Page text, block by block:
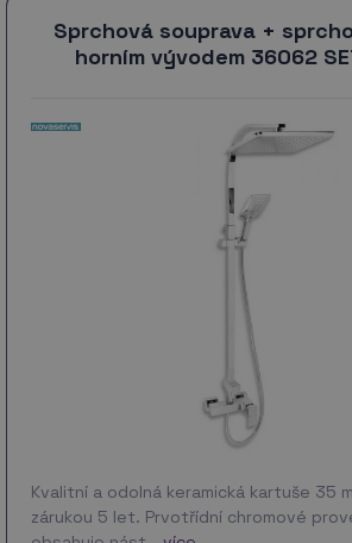
Sprchová souprava +
horním vývodem 36062
Kvalitní a odolná keramická kartuše 35
zárukou 5 let. Prvotřídní chromové